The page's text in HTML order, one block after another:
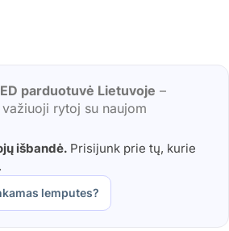
parduotuvė Lietuvoje –
rytoj su naujom
išbandė. Prisijunk prie tų, kurie
lemputes?